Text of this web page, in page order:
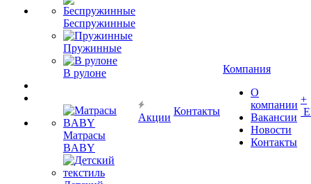
Беспружинные
Пружинные
В рулоне
Матрасы
BABY
Акции
Контакты
Компания
О
компании
Вакансии
Новости
Контакты
+